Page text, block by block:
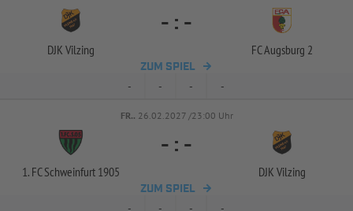
DJK Vilzing
- : -
FC Augsburg 2
ZUM SPIEL
- - - -
FR.. 26.02.2027 /23:00 Uhr
1. FC Schweinfurt 1905
- : -
DJK Vilzing
ZUM SPIEL
- - - -